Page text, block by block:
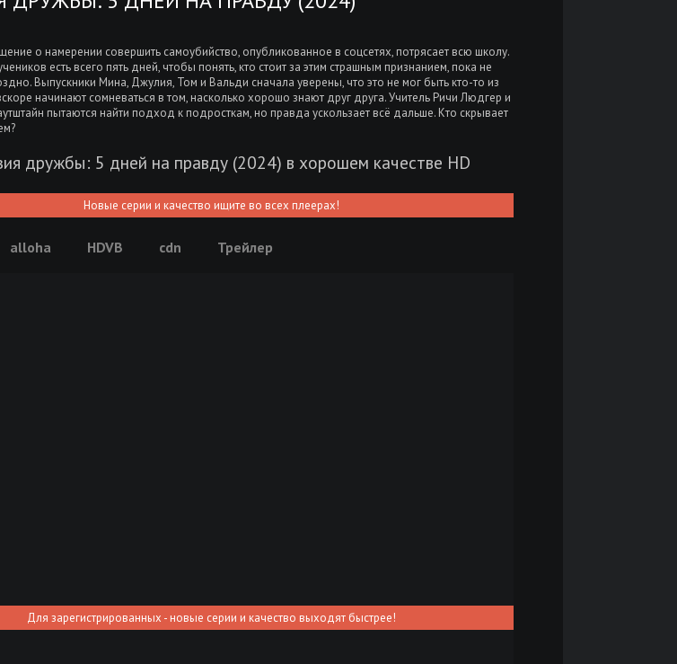
о намерении совершить самоубийство, опубликованное в соцсетях, потрясает всю школу.
есть всего пять дней, чтобы понять, кто стоит за этим страшным признанием, пока не
Выпускники Мина, Джулия, Том и Вальди сначала уверены, что это не мог быть кто-то из
начинают сомневаться в том, насколько хорошо знают друг друга. Учитель Ричи Людгер и
пытаются найти подход к подросткам, но правда ускользает всё дальше. Кто скрывает
дружбы: 5 дней на правду (2024) в хорошем качестве HD
Новые серии и качество ищите во всех плеерах!
alloha HDVB cdn Трейлер
Для зарегистрированных - новые серии и качество выходят быстрее!